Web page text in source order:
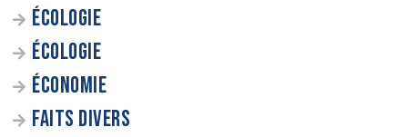
ÉCOLOGIE
ÉCOLOGIE
ÉCONOMIE
FAITS DIVERS